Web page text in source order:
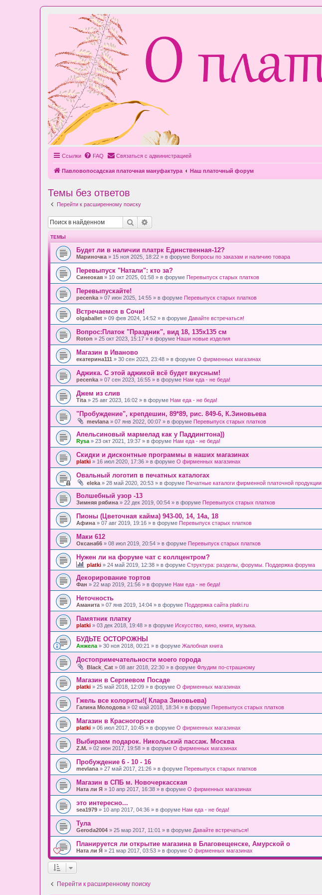
Ссылки FAQ Связаться с администрацией
Павловопосадская платочная мануфактура Наш платочный форум
Темы без ответов
Перейти к расширенному поиску
Поиск
ТЕМЫ
Будет ли в наличии платрк Единственная-12?
Мариночка » 15 ноя 2025, 18:22 » в форуме Вопросы по заказам и наличию товара
Перевыпуск "Натали": кто за?
Синеокая » 10 окт 2025, 01:58 » в форуме Перевыпуск старых платков
Перевыпускайте!
pecenka » 07 июн 2025, 14:55 » в форуме Перевыпуск старых платков
Встречаемся в Сочи!
olgaballet » 09 фев 2024, 14:52 » в форуме Давайте встречаться!
Вопрос:Платок "Праздник", вид 18, 135х135 см
Roton » 25 окт 2023, 15:17 » в форуме Наши новые изделия
Магазин в Иваново
екатерина111 » 30 сен 2023, 23:48 » в форуме О фирменных магазинах
Аджика. С этой аджикой всё будет вкусным!
pecenka » 07 сен 2023, 16:55 » в форуме Нам еда - не беда!
Джем из слив
Tita » 25 авг 2023, 16:02 » в форуме Нам еда - не беда!
"Пробуждение", крепдешин, 89*89, рис. 849-6, К.Зиновьева
mevlana » 07 янв 2022, 00:07 » в форуме Перевыпуск старых платков
Апельсиновый мармелад как у Паддингтона))
Rysa » 23 окт 2021, 19:37 » в форуме Нам еда - не беда!
Скидки и дисконтные программы в наших магазинах
platki » 16 июл 2020, 17:36 » в форуме О фирменных магазинах
Овальный логотип в печатных каталогах
eleka » 28 май 2020, 20:53 » в форуме Печатные каталоги фирменной платочной продукции
Волшебный узор -13
Зимняя рябина » 22 дек 2019, 00:54 » в форуме Перевыпуск старых платков
Пионы (Цветочная кайма) 943-00, 14, 14а, 18
Афина » 07 авг 2019, 19:16 » в форуме Перевыпуск старых платков
Маки 612
Оксана66 » 08 июл 2019, 20:54 » в форуме Перевыпуск старых платков
Нужен ли на форуме чат с коллцентром?
platki » 24 май 2019, 12:38 » в форуме Структура: разделы, форумы. Поддержка форума
Декорирование тортов
Фан » 22 мар 2019, 21:56 » в форуме Нам еда - не беда!
Неточность
Аманита » 07 янв 2019, 14:04 » в форуме Поддержка сайта platki.ru
Памятник платку
platki » 03 дек 2018, 19:48 » в форуме Искусство, кино, книги, музыка.
БУДЬТЕ ОСТОРОЖНЫ
Анжела » 30 ноя 2018, 00:21 » в форуме Жалобная книга
Достопримечательности моего города
Black_Cat » 08 авг 2018, 22:30 » в форуме Флудим по-страшному
Магазин в Сергиевом Посаде
platki » 25 май 2018, 12:09 » в форуме О фирменных магазинах
Гжель все колориты!( Клара Зиновьева)
Галина Молодова » 02 май 2018, 18:34 » в форуме Перевыпуск старых платков
Магазин в Красногорске
platki » 06 июл 2017, 10:45 » в форуме О фирменных магазинах
Выбираем подарок. Никольский пассаж. Москва
Z.M. » 02 июн 2017, 19:58 » в форуме О фирменных магазинах
Пробуждение 6 - 10 - 16
mevlana » 27 май 2017, 21:26 » в форуме Перевыпуск старых платков
Магазин в СПБ м. Новочеркасская
Ната ли Я » 10 апр 2017, 16:38 » в форуме О фирменных магазинах
это интересно...
sea1979 » 10 апр 2017, 04:36 » в форуме Нам еда - не беда!
Тула
Geroda2004 » 25 мар 2017, 11:01 » в форуме Давайте встречаться!
Планируется ли открытие магазина в Благовещенске, Амурской о
Ната ли Я » 21 мар 2017, 03:53 » в форуме О фирменных магазинах
Перейти к расширенному поиску